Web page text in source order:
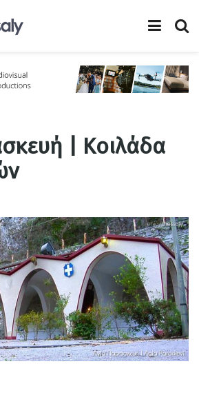
| Κοιλάδα